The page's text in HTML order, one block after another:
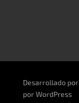
Desarrollado por
por WordPress